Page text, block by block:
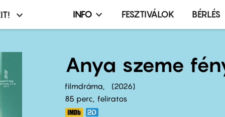
Infó,
terembérlés
menü
INFO FESZTIVÁLOK BÉRLÉS
Anya szeme
filmdráma
2026
85 perc, feliratos